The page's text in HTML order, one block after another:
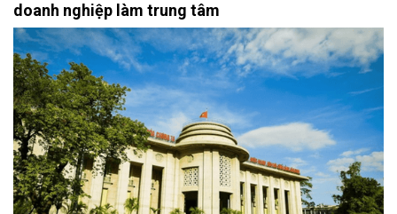
doanh nghiệp làm trung tâm